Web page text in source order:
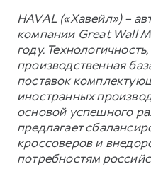
HAVAL («Хавейл») –
компании Great Wall
году.
производственная
поставок
иностранных
основой успешного
предлагает
кроссоверов и
потребностям